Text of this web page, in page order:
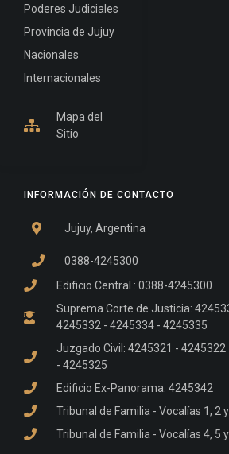
INFORMACIÓN DE CONTACTO
Jujuy, Argentina
0388-4245300
Edificio Central : 0388-4245300
Suprema Corte de Justicia:
4245332 - 4245334 - 4245335
Juzgado Civil: 4245321 -
- 4245325
Edificio Ex-Panorama: 4245342
Tribunal de Familia - Vocalías 1, 2
Tribunal de Familia - Vocalías 4, 5
Poderes Judiciales
Provincia de Jujuy
Nacionales
Internacionales
Mapa del
Sitio